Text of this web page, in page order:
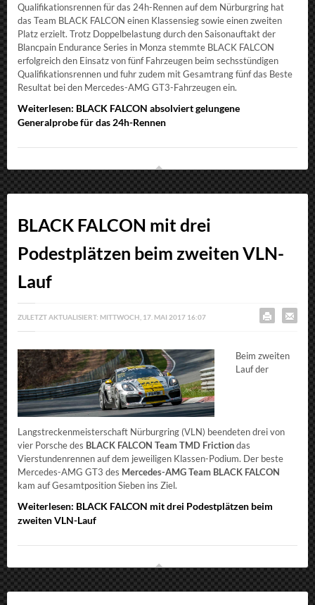
Qualifikationsrennen für das 24h-Rennen auf dem Nürburgring hat
das Team BLACK FALCON einen Klassensieg sowie einen zweiten
Platz erzielt. Trotz Doppelbelastung durch den Saisonauftakt der
Blancpain Endurance Series in Monza stemmte BLACK FALCON
erfolgreich den Einsatz von fünf Fahrzeugen beim sechsstündigen
Qualifikationsrennen und fuhr zudem mit Gesamtrang fünf das Beste
Resultat bei den Mercedes-AMG GT3-Fahrzeugen ein.
Weiterlesen: BLACK FALCON absolviert gelungene
Generalprobe für das 24h-Rennen
BLACK FALCON mit drei
Podestplätzen beim zweiten VLN-
Lauf
ZULETZT AKTUALISIERT: MITTWOCH, 17. MAI 2017 16:07
Beim zweiten
Lauf der
Langstreckenmeisterschaft Nürburgring (VLN) beendeten drei von
vier Porsche des BLACK FALCON Team TMD Frictiondas
Vierstundenrennen auf dem jeweiligen Klassen-Podium. Der beste
Mercedes-AMG GT3 des Mercedes-AMG Team BLACK FALCON
kam auf Gesamtposition Sieben ins Ziel.
Weiterlesen: BLACK FALCON mit drei Podestplätzen beim
zweiten VLN-Lauf